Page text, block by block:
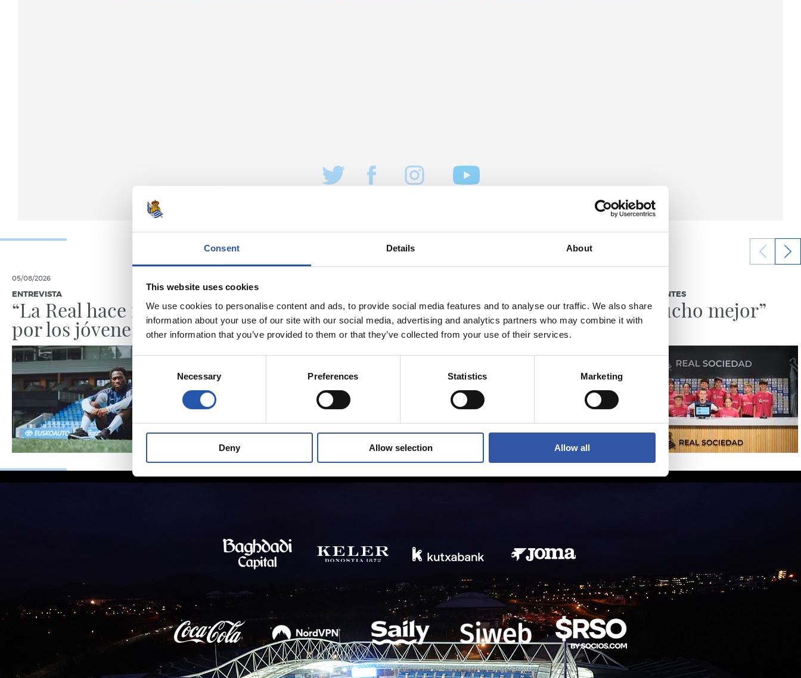
Consent Details About
This website uses cookies
We use cookies to personalise content and ads, to provide social media features and to analyse our traffic. We also share
information about your use of our site with our social media, advertising and analytics partners who may combine it with
other information that you’ve provided to them or that they’ve collected from your use of their services.
Selection
Necessary Preferences Statistics Marketing
Deny Allow selection Allow all
05/08/2026
ENTREVISTA
“La Real hace mucho
por los jóvenes”
Afinando Vuelta al trabajo
BEÑAT TURRIENTES
“Así mucho mejor”